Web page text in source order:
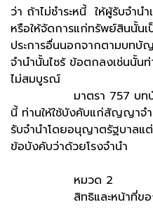
ว่า ถ้าไม่ชำระหนี้ ให้ผู้รับจำน
หรือให้จัดการแก่ทรัพย์สินนั้นเ
ประการอื่นนอกจากตามบท
จำนำนั้นไซร้ ข้อตกลงเช่นนั้นท่
ไม่สมบูรณ์
มาตรา 757 บทบัญญั
นี้ ท่านให้ใช้บังคับแก่สัญญาจ
รับจำนำโดยอนุญาตรัฐบาล
ข้อบังคับว่าด้วยโรงจำนำ
หมวด 2
สิทธิและหน้าที่ของผู้จ